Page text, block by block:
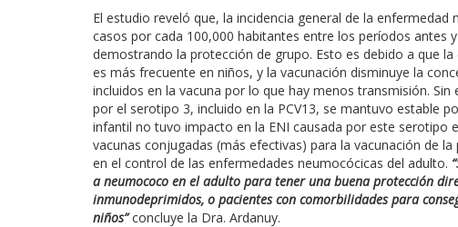
El estudio reveló que, la incidencia general de la
casos por cada 100,000 habitantes entre los períodos antes
demostrando la protección de grupo. Esto es debido a que
es más frecuente en niños, y la vacunación disminuye la
incluidos en la vacuna por lo que hay menos transmisión.
por el serotipo 3, incluido en la PCV13, se mantuvo estable
infantil no tuvo impacto en la ENI causada por este serotipo
vacunas conjugadas (más efectivas) para la vacunación de
en el control de las enfermedades neumocócicas del adulto.
a neumococo en el adulto para tener una buena protección
inmunodeprimidos, o pacientes con comorbilidades para
niños”concluye la Dra. Ardanuy.